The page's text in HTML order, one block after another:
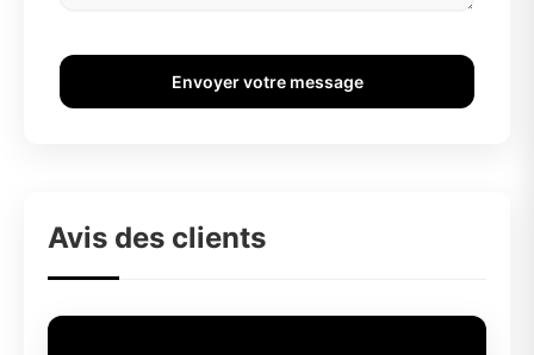
Envoyer votre message
Avis des clients